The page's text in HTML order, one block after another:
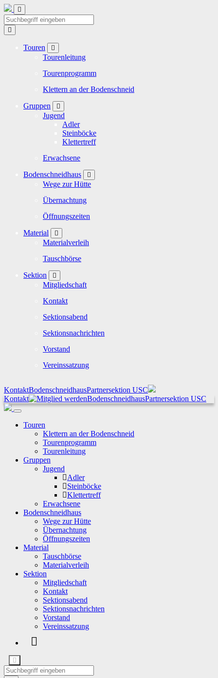
Touren
Tourenleitung
Tourenprogramm
Klettern an der Bodenschneid
Gruppen
Jugend
Adler
Steinböcke
Klettertreff
Erwachsene
Bodenschneidhaus
Wege zur Hütte
Übernachtung
Öffnungszeiten
Material
Materialverleih
Tauschbörse
Sektion
Mitgliedschaft
Kontakt
Sektionsabend
Sektionsnachrichten
Vorstand
Vereinssatzung
KontaktBodenschneidhausPartnersektion USC
Kontakt
BodenschneidhausPartnersektion USC
Touren
Klettern an der Bodenschneid
Tourenprogramm
Tourenleitung
Gruppen
Jugend
Adler
Steinböcke
Klettertreff
Erwachsene
Bodenschneidhaus
Wege zur Hütte
Übernachtung
Öffnungszeiten
Material
Tauschbörse
Materialverleih
Sektion
Mitgliedschaft
Kontakt
Sektionsabend
Sektionsnachrichten
Vorstand
Vereinssatzung